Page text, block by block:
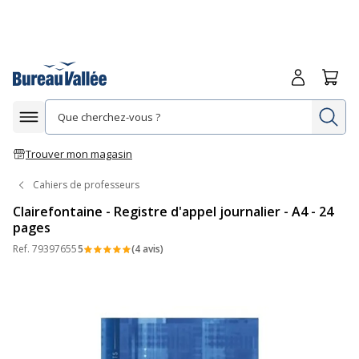
Afficher la navigation
Trouver mon magasin
Me
Cahiers de professeurs
Clairefontaine - Registre d'appel journalier - A4 - 24
pages
Ref. 793976555 (4 avis)